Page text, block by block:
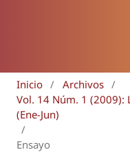
Inicio / Archivos /
Vol. 14 Núm. 1 (2009):
(Ene-Jun)
/
Ensayo